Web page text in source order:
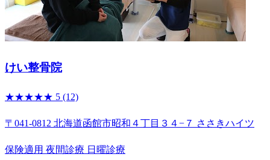
けい整骨院
★★★★★ 5 (12)
〒041-0812 北海道函館市昭和４丁目３４−７ ささきハイツ
保険適用 夜間診療 日曜診療